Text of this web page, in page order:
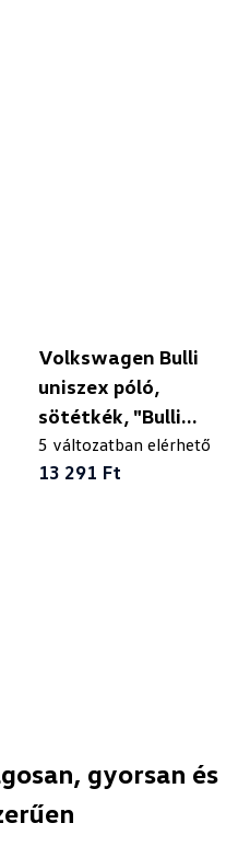
Volkswagen Bulli
uniszex póló,
sötétkék, "Bulli
Driver"
5 változatban elérhető
13 291 Ft
gyorsan és